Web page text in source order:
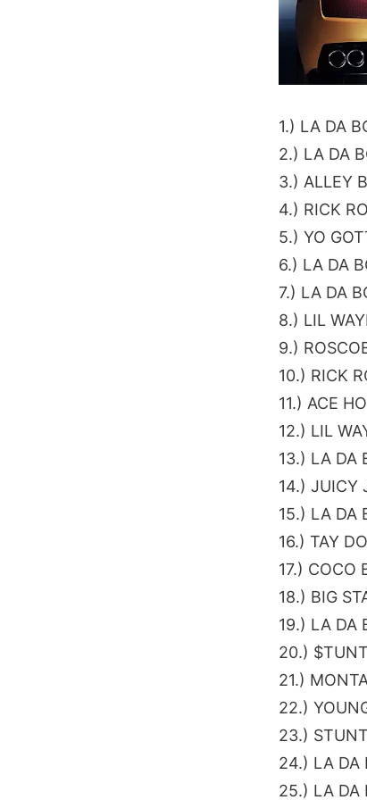
1.) LA DA
2.) LA DA
3.) ALLEY
4.) RICK
5.) YO
6.) LA DA
7.) LA DA
8.) LIL
9.)
10.) RICK
11.) ACE
12.) LIL
13.) LA DA
14.) JUICY
15.) LA DA
16.) TAY
17.) COCO
18.) BIG
19.) LA DA
20.)
21.)
22.)
23.)
24.) LA DA
25.) LA DA